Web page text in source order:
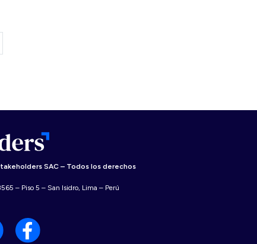
SAC – Todos los derechos
– Piso 5 – San Isidro, Lima – Perú